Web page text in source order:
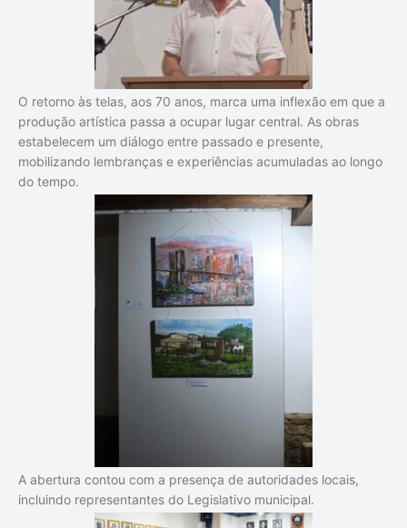
O retorno às telas, aos 70 anos, marca uma inflexão em que a
produção artística passa a ocupar lugar central. As obras
estabelecem um diálogo entre passado e presente,
mobilizando lembranças e experiências acumuladas ao longo
do tempo.
A abertura contou com a presença de autoridades locais,
incluindo representantes do Legislativo municipal.